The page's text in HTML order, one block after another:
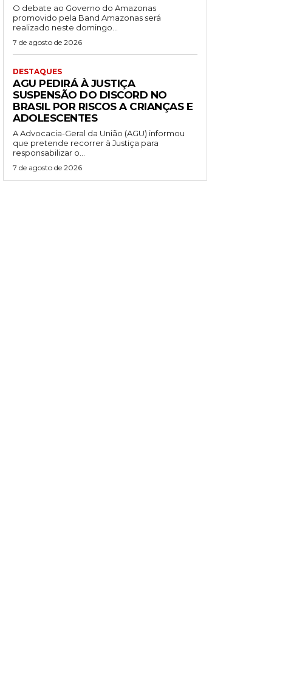
O debate ao Governo do Amazonas
promovido pela Band Amazonas será
realizado neste domingo...
7 de agosto de 2026
DESTAQUES
AGU PEDIRÁ À JUSTIÇA
SUSPENSÃO DO DISCORD NO
BRASIL POR RISCOS A CRIANÇAS E
ADOLESCENTES
A Advocacia-Geral da União (AGU) informou
que pretende recorrer à Justiça para
responsabilizar o...
7 de agosto de 2026